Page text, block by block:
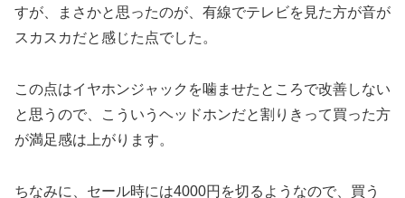
すが、まさかと思ったのが、有線でテレビを見た方が音が
スカスカだと感じた点でした。
この点はイヤホンジャックを噛ませたところで改善しない
と思うので、こういうヘッドホンだと割りきって買った方
が満足感は上がります。
ちなみに、セール時には4000円を切るようなので、買う